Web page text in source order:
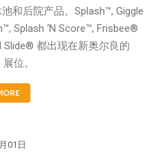
Arctic Force
和后院产品。Splash™, Giggle
Splash ‘N Score™, Frisbee®
Slide® 都出现在新奥尔良的
位。
01日